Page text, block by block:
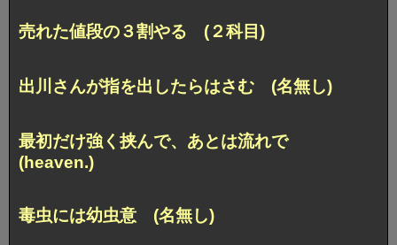
売れた値段の３割やる (２科目)
出川さんが指を出したらはさむ (名無し)
最初だけ強く挟んで、あとは流れで
(heaven.)
毒虫には幼虫意 (名無し)